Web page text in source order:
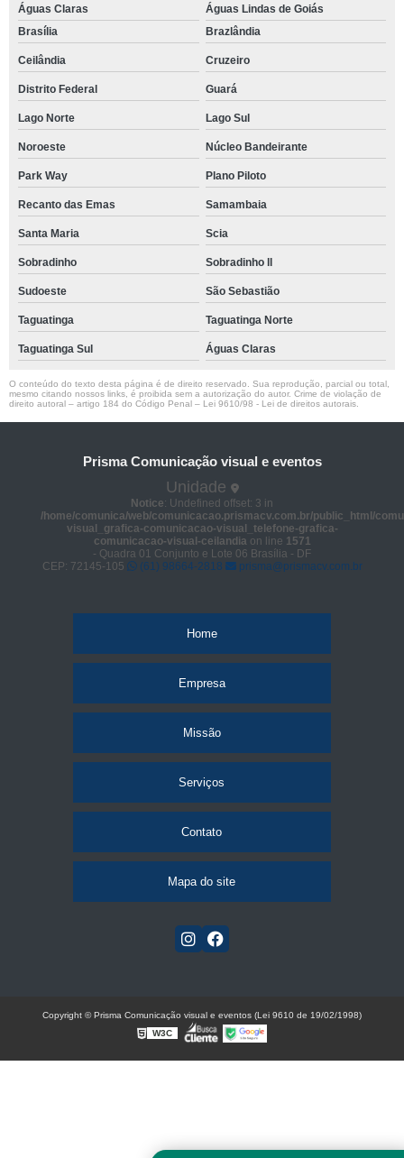
Águas Claras
Águas Lindas de Goiás
Brasília
Brazlândia
Ceilândia Cruzeiro
Distrito Federal Guará
Lago Norte Lago Sul
Noroeste Núcleo Bandeirante
Park Way Plano Piloto
Recanto das Emas Samambaia
Santa Maria Scia
Sobradinho Sobradinho ll
Sudoeste São Sebastião
Taguatinga Taguatinga Norte
Taguatinga Sul Águas Claras
O conteúdo do texto desta página é de direito reservado. Sua reprodução, parcial ou total,
mesmo citando nossos links, é proibida sem a autorização do autor. Crime de violação de
direito autoral – artigo 184 do Código Penal – Lei 9610/98 - Lei de direitos autorais
Prisma Comunicação visual e eventos
Unidade
Notice: Undefined offset: 3 in
/home/comunica/web/comunicacao.prismacv.com.br/public_html/
visual_grafica-comunicacao-visual_telefone-grafica-
comunicacao-visual-ceilandiaon line 1571
- Quadra 01 Conjunto e Lote 06 Brasília - DF
CEP: 72145-105
(61) 98664-2818 prisma@prismacv.com.br
Home
Empresa
Missão
Serviços
Contato
Mapa do site
Copyright © Prisma Comunicação visual e eventos (Lei 9610 de 19/02/1998)
W3C